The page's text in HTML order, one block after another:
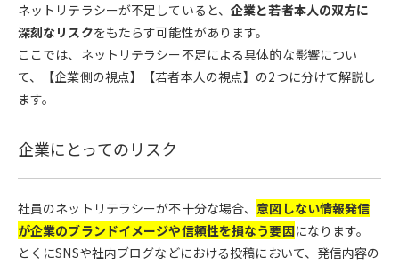
ネットリテラシーが不足していると、企業と若者本人の双方に
深刻なリスクをもたらす可能性があります。
ここでは、ネットリテラシー不足による具体的な影響につい
て、【企業側の視点】【若者本人の視点】の2つに分けて解説し
ます。
企業にとってのリスク
社員のネットリテラシーが不十分な場合、意図しない情報発信
が企業のブランドイメージや信頼性を損なう要因になります。
とくにSNSや社内ブログなどにおける投稿において、発信内容の